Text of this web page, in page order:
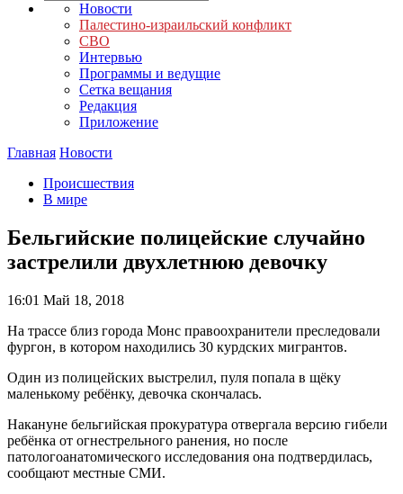
Новости
Палестино-израильский конфликт
СВО
Интервью
Программы и ведущие
Сетка вещания
Редакция
Приложение
Главная Новости
Происшествия
В мире
Бельгийские полицейские случайно
застрелили двухлетнюю девочку
16:01 Май 18, 2018
На трассе близ города Монс правоохранители преследовали
фургон, в котором находились 30 курдских мигрантов.
Один из полицейских выстрелил, пуля попала в щёку
маленькому ребёнку, девочка скончалась.
Накануне бельгийская прокуратура отвергала версию гибели
ребёнка от огнестрельного ранения, но после
патологоанатомического исследования она подтвердилась,
сообщают местные СМИ.